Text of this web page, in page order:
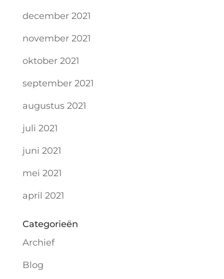
december 2021
november 2021
oktober 2021
september 2021
augustus 2021
juli 2021
juni 2021
mei 2021
april 2021
Categorieën
Archief
Blog